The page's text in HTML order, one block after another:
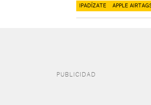
IPADÍZATE APPLE